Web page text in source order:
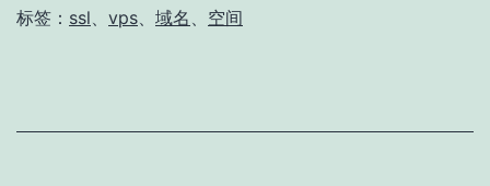
标签： ssl vps 域名 空间